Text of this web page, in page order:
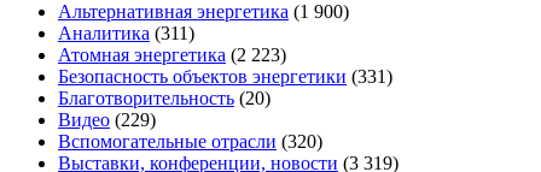
Альтернативная энергетика (1 900)
Аналитика (311)
Атомная энергетика (2 223)
Безопасность объектов энергетики (331)
Благотворительность (20)
Видео (229)
Вспомогательные отрасли (320)
Выставки, конференции, новости (3 319)